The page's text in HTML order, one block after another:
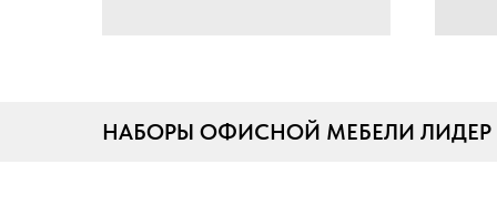
НАБОРЫ ОФИСНОЙ МЕБЕЛИ ЛИДЕР